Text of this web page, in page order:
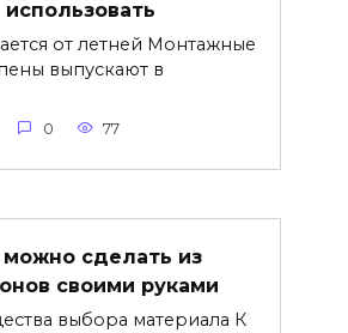
использовать
от летней Монтажные
выпускают в
0 77
можно сделать из
своими руками
выбора материала К